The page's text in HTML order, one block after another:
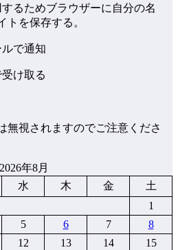
るためブラウザーに自分の名
トを保存する。
で通知
け取る
無視されますのでご注意くださ
2026年8月
水 木 金
土
1
5 6 7
8
12 13 14
15